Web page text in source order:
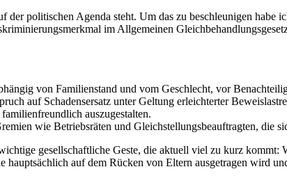
politischen Agenda steht. Um das zu beschleunigen habe
im Allgemeinen
von Familienstand und vom Geschlecht, vor
auf Schadensersatz unter Geltung erleichterter
auszugestalten.
wie Betriebsräten und Gleichstellungsbeauftragten, die
gesellschaftliche Geste, die aktuell viel zu kurz
auf dem Rücken von Eltern ausgetragen wird